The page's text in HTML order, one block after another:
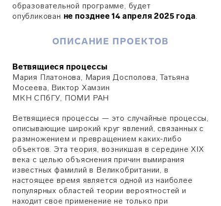
образовательной программе, будет
опубликован не позднее 14 апреля 2025 года.
ОПИСАНИЕ ПРОЕКТОВ
Ветвящиеся процессы
Мария Платонова, Мария Досполова, Татьяна
Мосеева, Виктор Хамзин
МКН СПбГУ, ПОМИ РАН
Ветвящиеся процессы — это случайные процессы,
описывающие широкий круг явлений, связанных с
размножением и превращением каких-либо
объектов. Эта теория, возникшая в середине XIX
века с целью объяснения причин вымирания
известных фамилий в Великобритании, в
настоящее время является одной из наиболее
популярных областей теории вероятностей и
находит свое применение не только при